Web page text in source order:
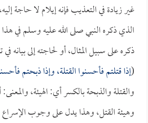
غير زيادة في التعذيب فإنه إيلام لا حاجة
الذي ذكره النبي صلى الله عليه وسلم في
ذكره على سبيل المثال، أو لحاجته إلى بيانه
(إذا قتلتم فأحسنوا القتلة، وإذا ذبحتم
والقتلة والذبحة بالكسر أي: الهيئة،
وهيئة القتل، وهذا يدل على وجوب